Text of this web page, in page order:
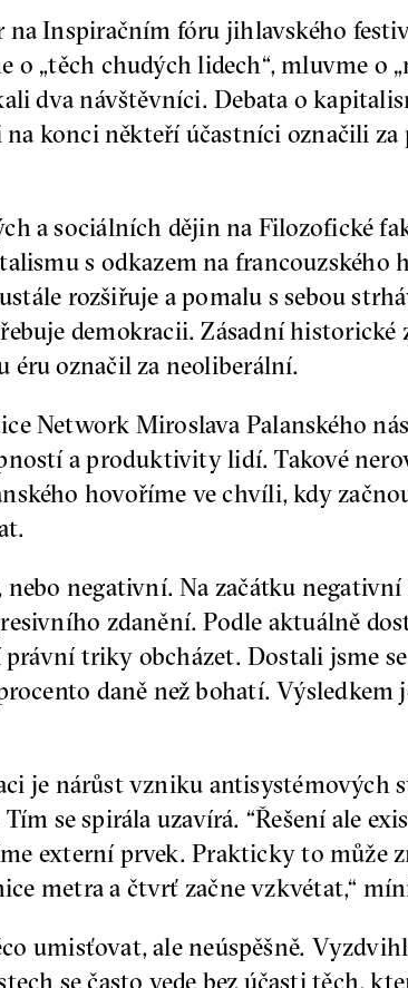
Inspiračním fóru jihlavského
o „těch chudých lidech“, mluvme o
dva návštěvníci. Debata o
konci někteří účastníci označili za
a sociálních dějin na Filozofické
s odkazem na francouzského
rozšiřuje a pomalu s sebou
demokracii. Zásadní historické
éru označil za neoliberální.
Network Miroslava Palanského
a produktivity lidí. Takové
hovoříme ve chvíli, kdy
negativní. Na začátku
zdanění. Podle aktuálně
triky obcházet. Dostali jsme
daně než bohatí. Výsledkem
je nárůst vzniku antisystémových
se spirála uzavírá. “Řešení ale
externí prvek. Prakticky to může
metra a čtvrť začne vzkvétat,“
umisťovat, ale neúspěšně.
se často vede bez účasti těch,